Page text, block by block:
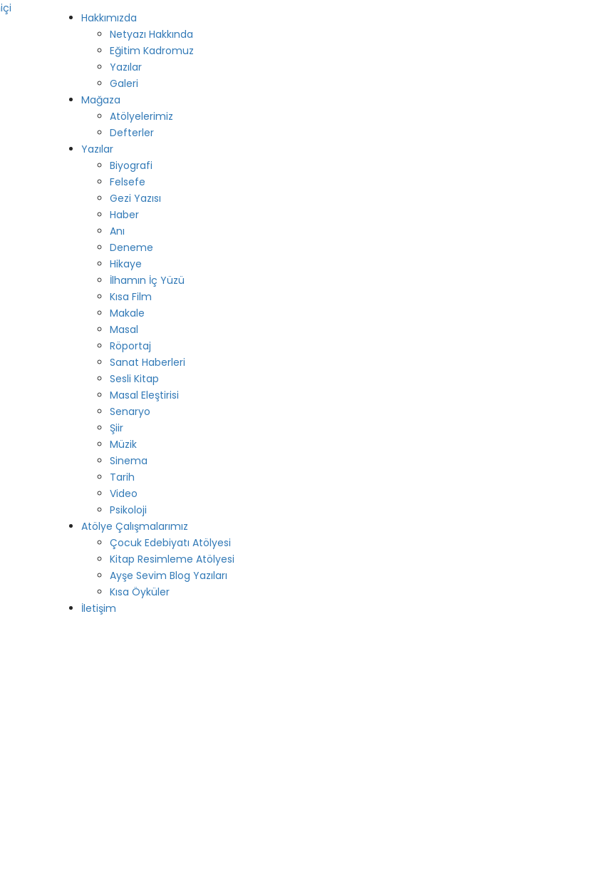
Hakkımızda
Netyazı Hakkında
Eğitim Kadromuz
Yazılar
Galeri
Mağaza
Atölyelerimiz
Defterler
Yazılar
Biyografi
Felsefe
Gezi Yazısı
Haber
Anı
Deneme
Hikaye
İlhamın İç Yüzü
Kısa Film
Makale
Masal
Röportaj
Sanat Haberleri
Sesli Kitap
Masal Eleştirisi
Senaryo
Şiir
Müzik
Sinema
Tarih
Video
Psikoloji
Atölye Çalışmalarımız
Çocuk Edebiyatı Atölyesi
Kitap Resimleme Atölyesi
Ayşe Sevim Blog Yazıları
Kısa Öyküler
İletişim